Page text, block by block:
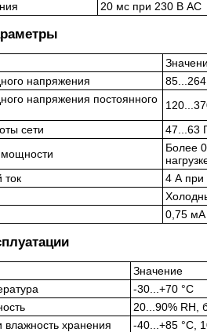
20 мс при 230 В AC
напряжения
напряжения постоянного
сети
47...63
Более
ток
4 А при
0,75 мА
Значение
-30...+70 °C
20...90% RH,
влажность хранения
-40...+85 °C,